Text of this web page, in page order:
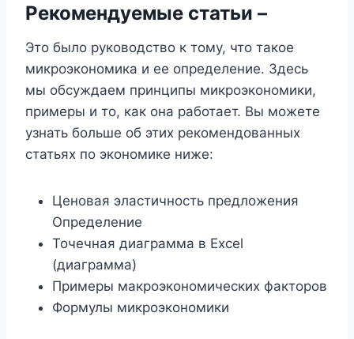
Рекомендуемые статьи –
Это было руководство к тому, что такое
микроэкономика и ее определение. Здесь
мы обсуждаем принципы микроэкономики,
примеры и то, как она работает. Вы можете
узнать больше об этих рекомендованных
статьях по экономике ниже:
Ценовая эластичность предложения
Определение
Точечная диаграмма в Excel
(диаграмма)
Примеры макроэкономических факторов
Формулы микроэкономики